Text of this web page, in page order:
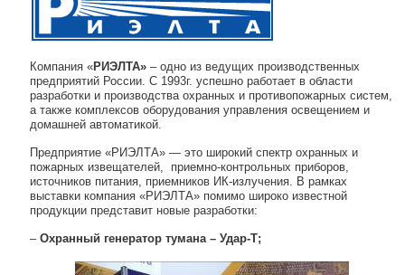
Компания «РИЭЛТА» – одно из ведущих производственных
предприятий России. С 1993г. успешно работает в области
разработки и производства охранных и противопожарных систем,
а также комплексов оборудования управления освещением и
домашней автоматикой.
Предприятие «РИЭЛТА» — это широкий спектр охранных и
пожарных извещателей, приемно-контрольных приборов,
источников питания, приемников ИК-излучения. В рамках
выставки компания «РИЭЛТА» помимо широко известной
продукции представит новые разработки:
–Охранный генератор тумана – Удар-Т;